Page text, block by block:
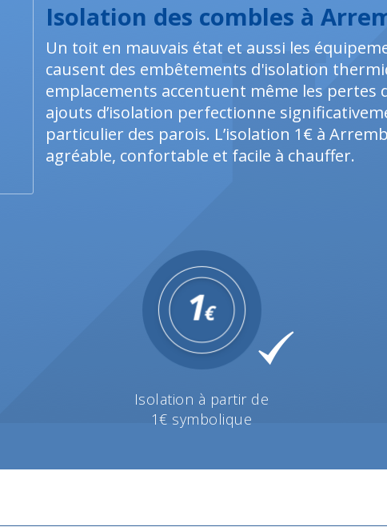
Isolation des combles à
Un toit en mauvais état et aussi les
causent des embêtements d'isolation
emplacements accentuent même les pertes
ajouts d’isolation perfectionne
particulier des parois. L’isolation 1€ à
agréable, confortable et facile à chauffer.
Isolation à partir de
1€ symbolique